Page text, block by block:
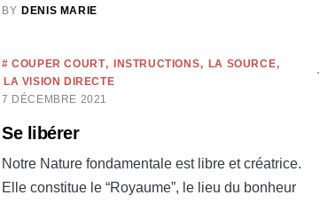
BY DENIS MARIE
# COUPER COURT INSTRUCTIONS
LA SOURCE
LA VISION DIRECTE
7 DÉCEMBRE 2021
Se libérer
Notre Nature fondamentale est libre et créatrice.
Elle constitue le “Royaume”, le lieu du bonheur